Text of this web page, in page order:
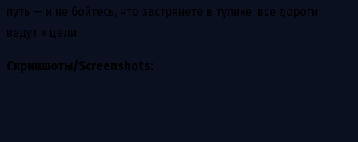
путь — и не бойтесь, что застрянете в тупике, все дороги
ведут к цели.
Скриншоты/Screenshots: